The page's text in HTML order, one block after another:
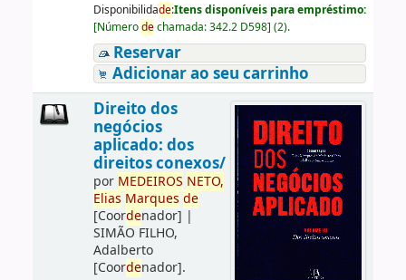
Disponibilidade:Itens disponíveis para empréstimo:
[Númerodechamada:342.2 D598] (2).
Reservar
Adicionar ao seu carrinho
Direito dos
negócios
aplicado: dos
direitos conexos/
por MEDEIROS NETO,
Elias Marques de
[Coordenador] |
SIMÃO FILHO,
Adalberto
[Coordenador].